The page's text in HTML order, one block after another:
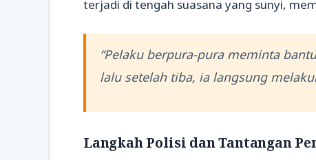
terjadi di tengah suasana yang sunyi,
“Pelaku berpura-pura meminta
lalu setelah tiba, ia langsung
Langkah Polisi dan Tantangan